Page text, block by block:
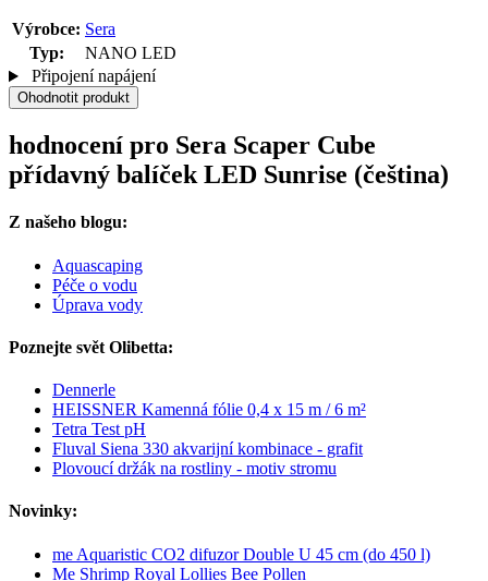
Výrobce: Sera
Typ:
NANO LED
Připojení napájení
Ohodnotit produkt
hodnocení pro Sera Scaper Cube
přídavný balíček LED Sunrise (čeština)
Z našeho blogu:
Aquascaping
Péče o vodu
Úprava vody
Poznejte svět Olibetta:
Dennerle
HEISSNER Kamenná fólie 0,4 x 15 m / 6 m²
Tetra Test pH
Fluval Siena 330 akvarijní kombinace - grafit
Plovoucí držák na rostliny - motiv stromu
Novinky:
me Aquaristic CO2 difuzor Double U 45 cm (do 450 l)
Me Shrimp Royal Lollies Bee Pollen